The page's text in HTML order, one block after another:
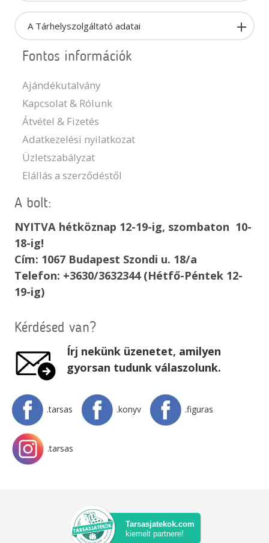
A Tárhelyszolgáltató adatai
Fontos információk
Ajándékutalvány
Kapcsolat & Rólunk
Átvétel & Fizetés
Adatkezelési nyilatkozat
Üzletszabályzat
Elállás a szerződéstől
A bolt:
NYITVA hétköznap 12-19-ig, szombaton 10-
18-ig!
Cím: 1067 Budapest Szondi u. 18/a
Telefon: +3630/3632344 (Hétfő-Péntek 12-
19-ig)
Kérdésed van?
Írj nekünk üzenetet, amilyen
gyorsan tudunk válaszolunk.
.tarsas .konyv .figuras
.tarsas
Tarsasjatekok.com
kiemelt partnere!